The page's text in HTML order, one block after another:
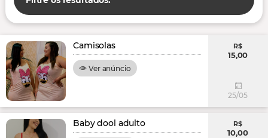
Camisolas
Ver anúncio
R$
15,00
25/05
Baby dool adulto R$
10,00